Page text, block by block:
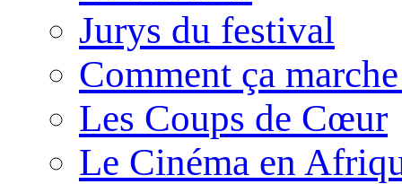
Jurys du festival
Comment ça
Les Coups de Cœur
Le Cinéma en